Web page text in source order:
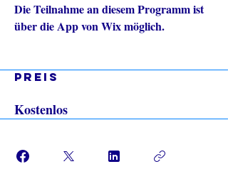
Die Teilnahme an diesem Programm ist
über die App von Wix möglich.
Preis
Kostenlos